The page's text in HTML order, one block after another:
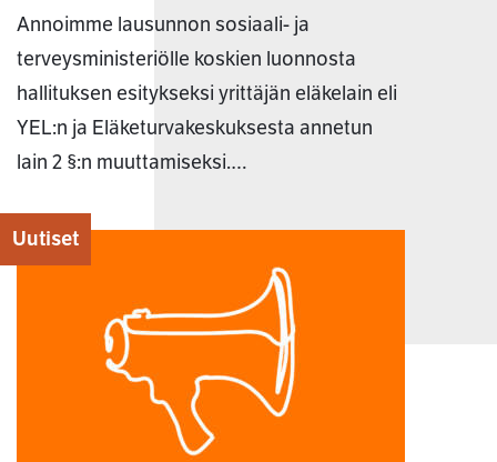
Annoimme lausunnon sosiaali- ja
terveysministeriölle koskien luonnosta
hallituksen esitykseksi yrittäjän eläkelain eli
YEL:n ja Eläketurvakeskuksesta annetun
lain 2 §:n muuttamiseksi.…
Uutiset